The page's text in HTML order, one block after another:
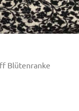
Blütenranke